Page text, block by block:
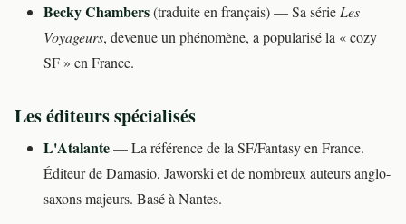
Becky Chambers(traduite en français) — Sa sérieLes
Voyageurs, devenue un phénomène, a popularisé la « cozy
SF » en France.
Les éditeurs spécialisés
L'Atalante— La référence de la SF/Fantasy en France.
Éditeur de Damasio, Jaworski et de nombreux auteurs anglo-
saxons majeurs. Basé à Nantes.